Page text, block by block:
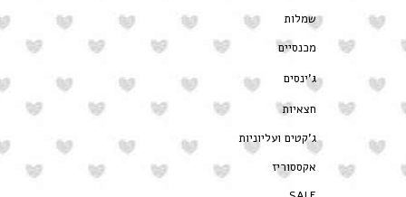
שמלות
מכנסיים
ג’ינסים
חצאיות
ג’קטים ועליוניות
אקססוריז